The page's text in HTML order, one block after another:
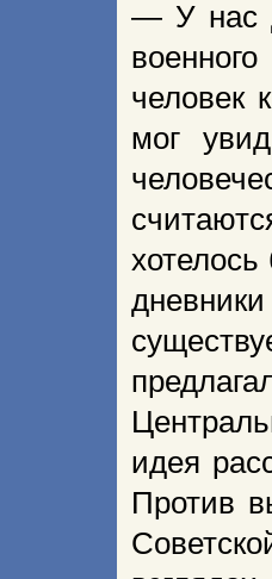
— У нас
человек
мог
идея
Против